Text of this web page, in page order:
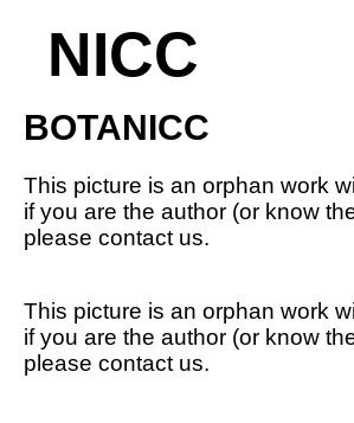
NICC
BOTANICC
This picture is an orphan work
if you are the author (or know
please contact us.
This picture is an orphan work
if you are the author (or know
please contact us.